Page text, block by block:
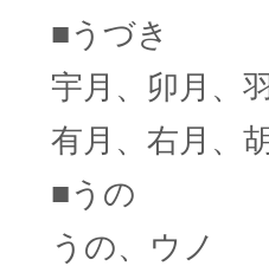
■うづき
宇月、卯月、
有月、右月、
■うの
うの、ウノ